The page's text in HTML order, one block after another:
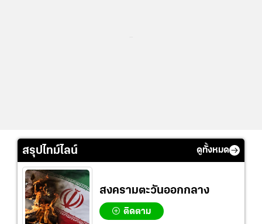
สรุปไทม์ไลน์ ดูทั้งหมด
สงครามตะวันออกกลาง
ติดตาม